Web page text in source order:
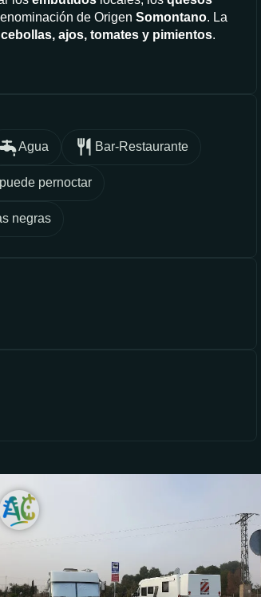
de Origen Somontano. La
cebollas, ajos, tomates y pimientos.
Agua Bar-Restaurante
pernoctar
negras